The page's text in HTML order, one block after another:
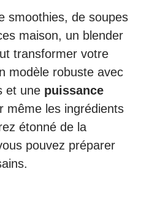
smoothies, de soupes
maison, un blender
transformer votre
modèle robuste avec
et une puissance
même les ingrédients
étonné de la
pouvez préparer